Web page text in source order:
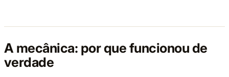
A mecânica: por que funcionou de
verdade